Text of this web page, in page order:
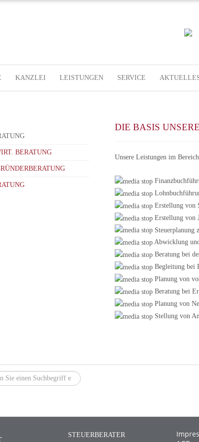
KANZLEI LEISTUNGEN SERVICE
BERATUNG
DIE BASIS
Unsere Leistungen im
Erstellung von
Erstellung von
Steuerplanung
Abwicklung
Beratung bei
Begleitung bei
Planung von
Beratung bei
Planung von
Stellung von
STEUERBERATER